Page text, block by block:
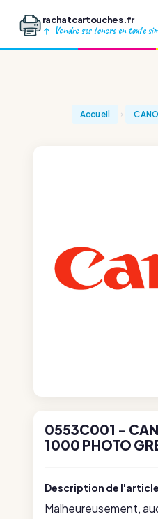
rachatcartouches.fr
Vendre ses toners en toute
Accueil
0553C001 -
1000 PHOTO
Description de l'article
Malheureusement,